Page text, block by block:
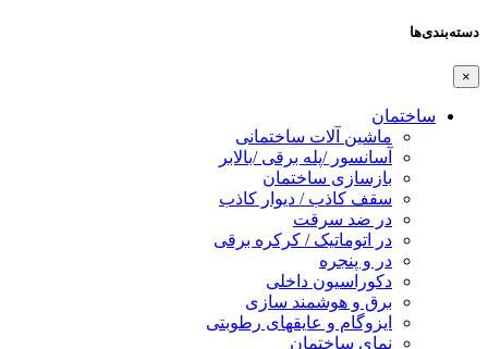
دسته‌بندی‌ها
×
ساختمان
ماشین آلات ساختمانی
آسانسور /پله برقی /بالابر
بازسازی ساختمان
سقف کاذب / دیوار کاذب
در ضد سرقت
در اتوماتیک / کرکره برقی
در و پنجره
دکوراسیون داخلی
برق و هوشمند سازی
ایزوگام و عایقهای رطوبتی
نمای ساختمان